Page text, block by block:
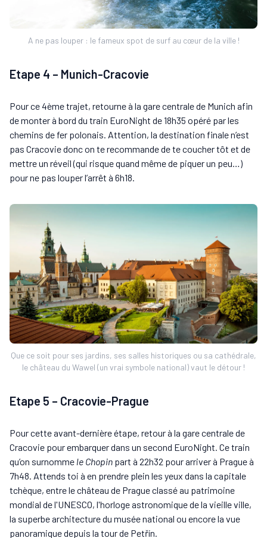
A ne pas louper : le fameux spot de surf au cœur de la ville !
Etape 4 – Munich-Cracovie
Pour ce 4ème trajet, retourne à la gare centrale de Munich afin
de monter à bord du train EuroNight de 18h35 opéré par les
chemins de fer polonais. Attention, la destination finale n’est
pas Cracovie donc on te recommande de te coucher tôt et de
mettre un réveil (qui risque quand même de piquer un peu…)
pour ne pas louper l’arrêt à 6h18.
Que ce soit pour ses jardins, ses salles historiques ou sa cathédrale,
le château du Wawel (un vrai symbole national) vaut le détour !
Etape 5 – Cracovie-Prague
Pour cette avant-dernière étape, retour à la gare centrale de
Cracovie pour embarquer dans un second EuroNight. Ce train
qu’on surnomme le Chopin part à 22h32 pour arriver à Prague à
7h48. Attends toi à en prendre plein les yeux dans la capitale
tchèque, entre le château de Prague classé au patrimoine
mondial de l'UNESCO, l'horloge astronomique de la vieille ville,
la superbe architecture du musée national ou encore la vue
panoramique depuis la tour de Petřín.